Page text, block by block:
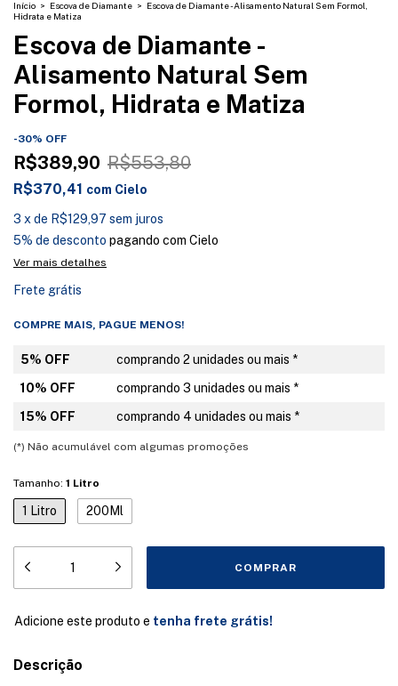
Início > Escova de Diamante > Escova de Diamante - Alisamento Natural Sem Formol,
Hidrata e Matiza
Escova de Diamante -
Alisamento Natural Sem
Formol, Hidrata e Matiza
-30% OFF
R$389,90 R$553,80
R$370,41 com Cielo
3 x de R$129,97 sem juros
5% de desconto pagando com Cielo
Ver mais detalhes
Frete grátis
COMPRE MAIS, PAGUE MENOS!
5% OFF
comprando 2 unidades ou mais *
10% OFF
comprando 3 unidades ou mais *
15% OFF
comprando 4 unidades ou mais *
(*) Não acumulável com algumas promoções
Tamanho: 1 Litro
1 Litro 200Ml
Adicione este produto e tenha frete grátis!
Descrição